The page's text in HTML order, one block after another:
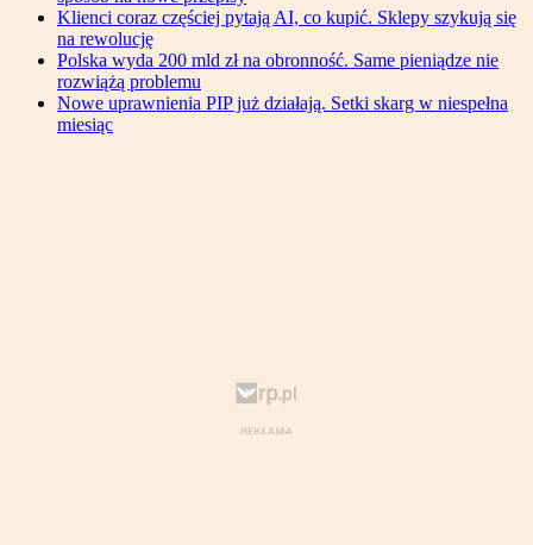
Klienci coraz częściej pytają AI, co kupić. Sklepy szykują się
na rewolucję
Polska wyda 200 mld zł na obronność. Same pieniądze nie
rozwiążą problemu
Nowe uprawnienia PIP już działają. Setki skarg w niespełna
miesiąc